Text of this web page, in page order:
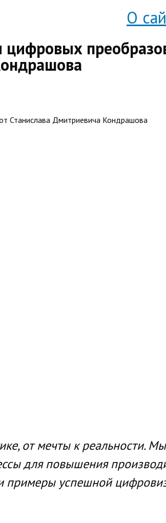
О
цифровых
от мечты к реальности.
для повышения
примеры успешной